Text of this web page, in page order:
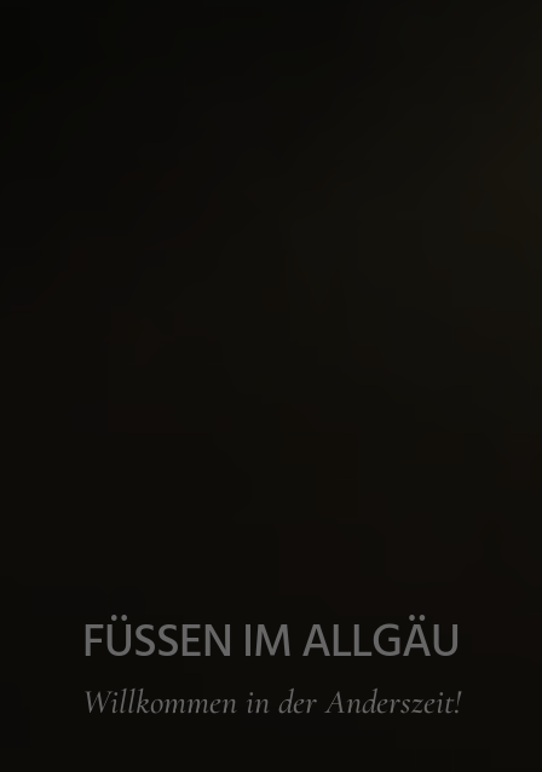
FÜSSEN IM ALLGÄU
Willkommen in der Anderszeit!